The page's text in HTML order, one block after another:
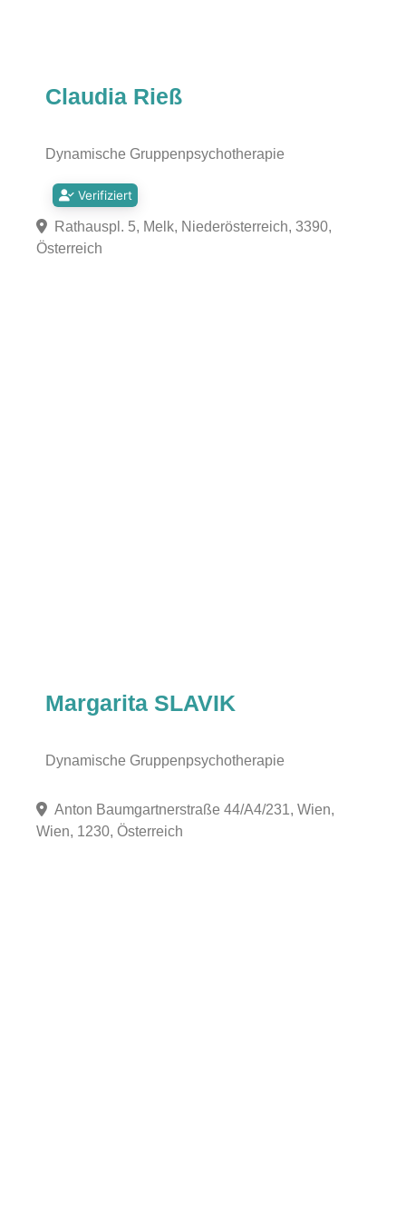
Claudia Rieß
Dynamische Gruppenpsychotherapie
Verifiziert
Rathauspl. 5, Melk, Niederösterreich, 3390,
Österreich
Margarita SLAVIK
Dynamische Gruppenpsychotherapie
Anton Baumgartnerstraße 44/A4/231, Wien,
Wien, 1230, Österreich